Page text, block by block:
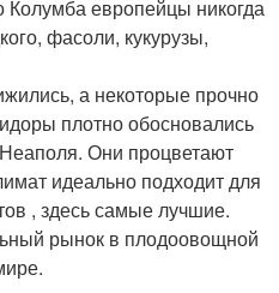
европейцы никогда
фасоли, кукурузы,
а некоторые прочно
плотно обосновались
Они процветают
идеально подходит для
, здесь самые лучшие.
рынок в плодоовощной